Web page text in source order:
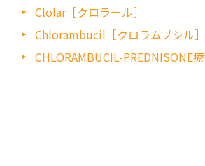
Clolar［クロラール］
Chlorambucil［クロラムブシル］
CHLORAMBUCIL-PREDNISONE